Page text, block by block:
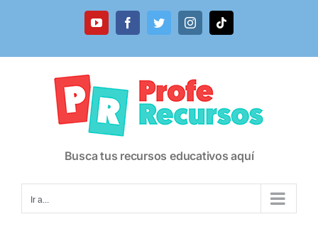
YouTubeFacebookTwitterInstagramTiktok
Busca tus recursos educativos aquí
Ir a...